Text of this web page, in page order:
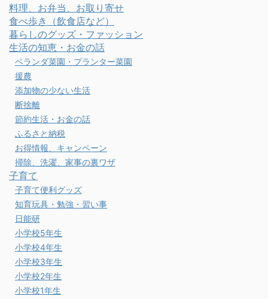
料理、お弁当、お取り寄せ
食べ歩き（飲食店など）
暮らしのグッズ・ファッション
生活の知恵・お金の話
ベランダ菜園・プランター菜園
援農
添加物の少ない生活
断捨離
節約生活・お金の話
ふるさと納税
お得情報、キャンペーン
掃除、洗濯、家事の裏ワザ
子育て
子育て便利グッズ
知育玩具・勉強・習い事
日能研
小学校5年生
小学校4年生
小学校3年生
小学校2年生
小学校1年生